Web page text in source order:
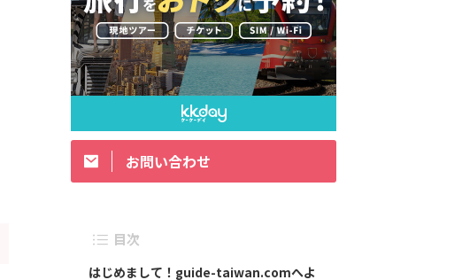
お問い合わせ
目次
はじめまして！guide-taiwan.comへよ